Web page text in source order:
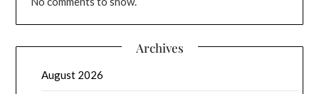
Archives
August 2026